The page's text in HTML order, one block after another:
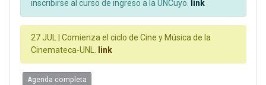
inscribirse al curso de ingreso a la UNCuyo. link
27 JUL | Comienza el ciclo de Cine y Música de la
Cinemateca-UNL. link
Agenda completa